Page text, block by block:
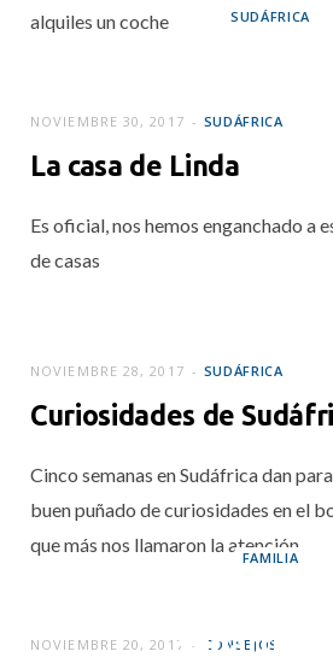
alquiles un coche
SUDÁFRICA
Hermanus?
DICIEMBRE 4, 2017
SUDÁFRICA
NOVIEMBRE 30, 2017
La casa de Linda
Es oficial, nos hemos enganchado a
de casas
SUDÁFRICA
NOVIEMBRE 28, 2017
Curiosidades de
Cinco semanas en Sudáfrica dan
buen puñado de curiosidades en el
que más nos llamaron la atención.
FAMILIA
CONSEJOS
NOVIEMBRE 20, 2017